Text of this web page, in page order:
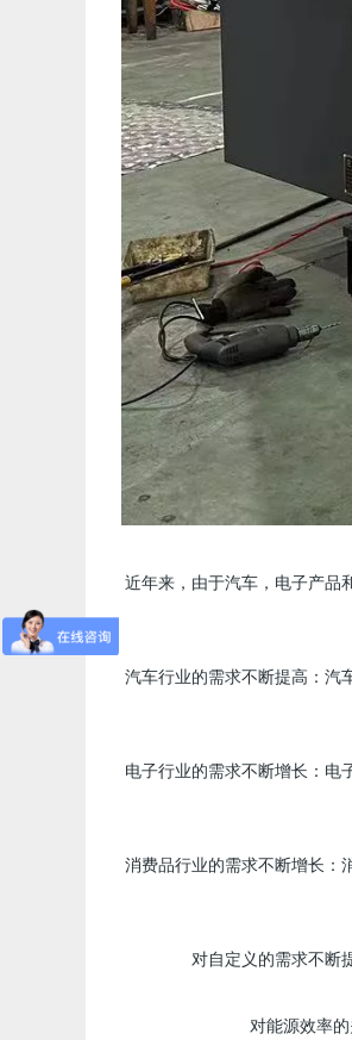
近年来，由于汽车，电子产品
汽车行业的需求不断提高：汽
电子行业的需求不断增长：电
消费品行业的需求不断增长：
对自定义的需求不断
对能源效率